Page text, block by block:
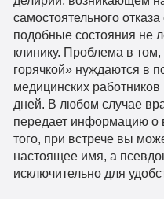
самостоятельного
подобные состояния не
клинику. Проблема в
горячкой» нуждаются в
медицинских
дней. В любом случае
передает информацию о
того, при встрече вы
настоящее имя, а
исключительно для